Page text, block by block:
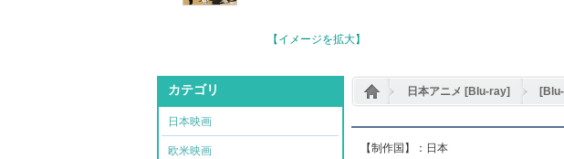
【イメージを拡大】
カテゴリ
日本映画
欧米映画
日本アニメ [Blu-ray]
【制作国】：日本